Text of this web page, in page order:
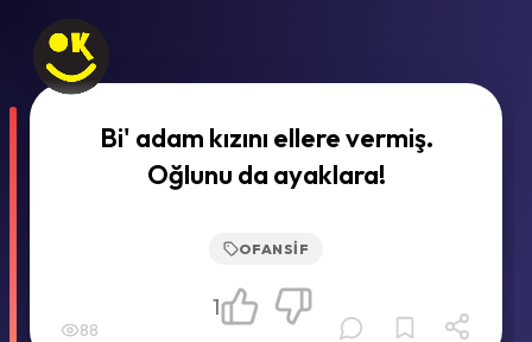
Bi' adam kızını ellere vermiş.
Oğlunu da ayaklara!
OFANSIF
88
1